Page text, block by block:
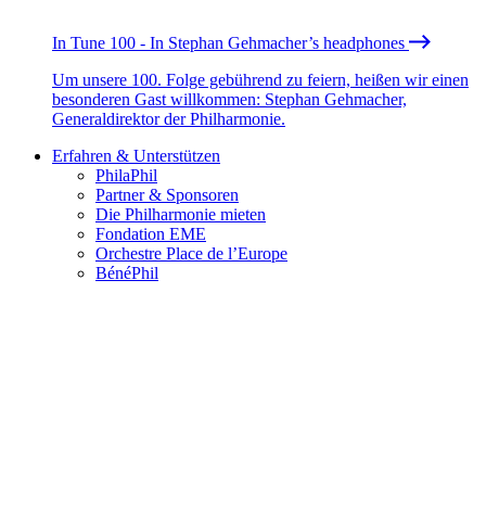
In Tune 100 - In Stephan Gehmacher’s headphones
Um unsere 100. Folge gebührend zu feiern, heißen wir einen
besonderen Gast willkommen: Stephan Gehmacher,
Generaldirektor der Philharmonie.
Erfahren & Unterstützen
PhilaPhil
Partner & Sponsoren
Die Philharmonie mieten
Fondation EME
Orchestre Place de l’Europe
BénéPhil